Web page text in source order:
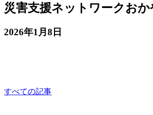
災害支援ネットワークお
2026年1月8日
すべての記事